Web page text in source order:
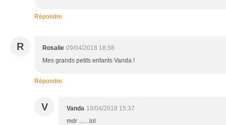
Répondre
R Rosalie 09/04/2018 18:58
Mes grands petits enfants Vanda !
Répondre
V Vanda 10/04/2018 15:37
mdr .......lol